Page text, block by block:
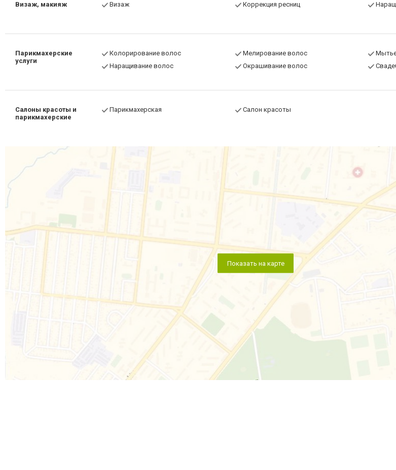
Визаж, макияж Визаж Коррекция ресниц
Парикмахерские
услуги
Колорирование волос Мелирование волос
Наращивание волос
Окрашивание волос
Салоны красоты и
парикмахерские
Парикмахерская Салон красоты
Показать на карте